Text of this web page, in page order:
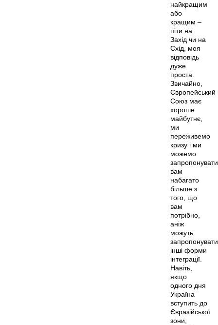
найкращим
або
кращим –
піти на
Захід чи на
Схід, моя
відповідь
дуже
проста.
Звичайно,
Європейський
Союз має
хороше
майбутнє,
ми
переживемо
кризу і ми
можемо
запропонувати
вам
набагато
більше з
того, що
вам
потрібно,
аніж
можуть
запропонувати
інші форми
інтеграції.
Навіть,
якщо
одного дня
Україна
вступить до
Євразійської
зони,